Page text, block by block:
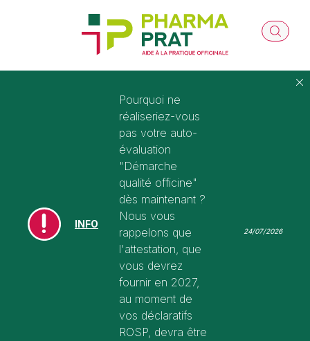
INFO
Pourquoi ne
réaliseriez-vous
pas votre auto-
évaluation
"Démarche
qualité officine"
dès maintenant ?
Nous vous
rappelons que
l'attestation, que
vous devrez
fournir en 2027,
au moment de
vos déclaratifs
ROSP, devra être
24/07/2026